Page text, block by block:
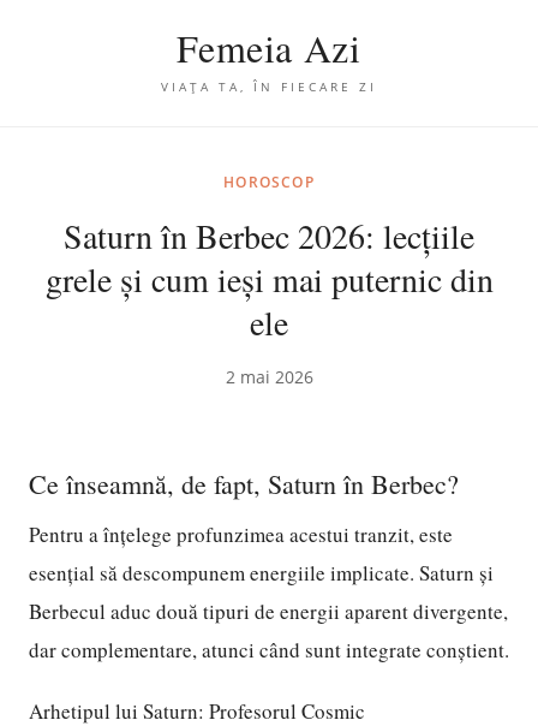
Femeia Azi
VIAȚA TA, ÎN FIECARE ZI
HOROSCOP
Saturn în Berbec 2026: lecțiile
grele și cum ieși mai puternic din
ele
2 mai 2026
Ce înseamnă, de fapt, Saturn în Berbec?
Pentru a înțelege profunzimea acestui tranzit, este
esențial să descompunem energiile implicate. Saturn și
Berbecul aduc două tipuri de energii aparent divergente,
dar complementare, atunci când sunt integrate conștient.
Arhetipul lui Saturn: Profesorul Cosmic